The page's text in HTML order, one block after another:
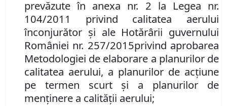
prevăzute în anexa nr. 2 la Legea nr.
104/2011 privind calitatea aerului
înconjurător şi ale Hotărârii guvernului
României nr. 257/2015privind aprobarea
Metodologiei de elaborare a planurilor de
calitatea aerului, a planurilor de acţiune
pe termen scurt şi a planurilor de
menţinere a calităţii aerului;